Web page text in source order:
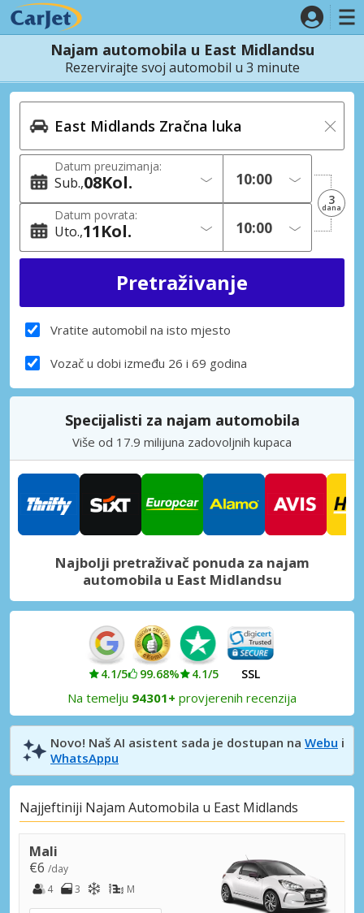
Najam automobila u East Midlandsu
Rezervirajte svoj automobil u 3 minute
Datum preuzimanja:
Sub. 08Kol.
Datum povrata:
Uto. 11Kol.
3
dana
Vratite automobil na isto mjesto
Vozač u dobi između 26 i 69 godina
Specijalisti za najam automobila
Više od 17.9 milijuna zadovoljnih kupaca
Najbolji pretraživač ponuda za najam
automobila u East Midlandsu
4.1/5 99.68% 4.1/5 SSL
Na temelju 94301+ provjerenih recenzija
Novo! Naš AI asistent sada je dostupan na Webu i
WhatsAppu
Najjeftiniji Najam Automobila u East Midlands
Mali
€6 /day
4
3 M